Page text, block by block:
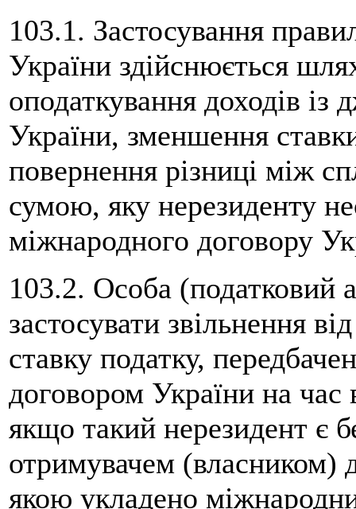
103.1. Застосування
України здійснюється
оподаткування доходів
України, зменшення
повернення різниці між
сумою, яку нерезиденту
міжнародного договору
103.2. Особа (податковий
застосувати звільнення
ставку податку,
договором України на час
якщо такий нерезидент є
отримувачем (власником)
якою укладено